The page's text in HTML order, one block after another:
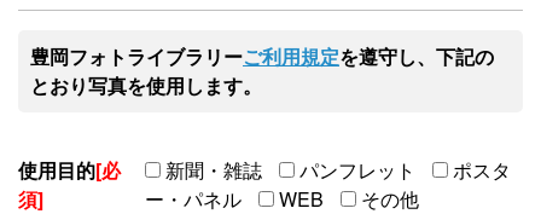
豊岡フォトライブラリーご利用規定を遵守し、下記の
とおり写真を使用します。
使用目的[必
須]
新聞・雑誌 パンフレット
ポスタ
ー・パネル
WEB その他